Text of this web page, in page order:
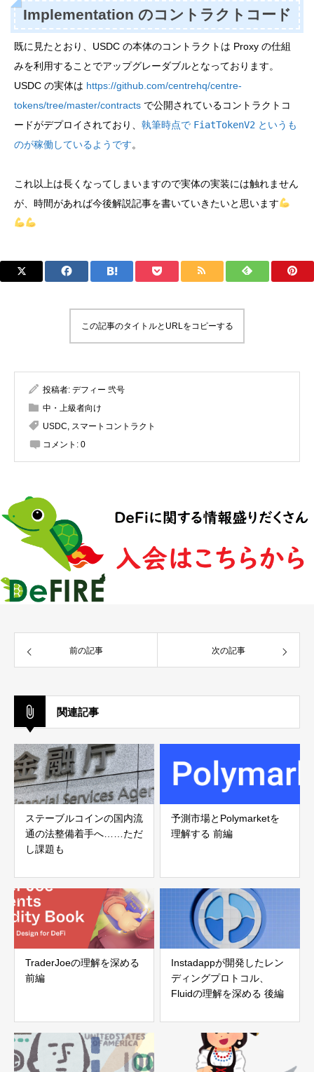
Implementation のコントラクトコード
既に見たとおり、USDC の本体のコントラクトは Proxy の仕組
みを利用することでアップグレーダブルとなっております。
USDC の実体は https://github.com/centrehq/centre-
tokens/tree/master/contracts で公開されているコントラクトコ
ードがデプロイされており、 執筆時点で FiatTokenV2 というも
のが稼働しているようです。
これ以上は長くなってしまいますので実体の実装には触れません
が、時間があれば今後解説記事を書いていきたいと思います
この記事のタイトルとURLをコピーする
投稿者: デフィー 弐号
中・上級者向け
USDC
スマートコントラクト
コメント: 0
前の記事 次の記事
関連記事
ステーブルコインの国内流
通の法整備着手へ……ただ
し課題も
予測市場とPolymarketを
理解する 前編
TraderJoeの理解を深める
前編
Instadappが開発したレン
ディングプロトコル、
Fluidの理解を深める 後編